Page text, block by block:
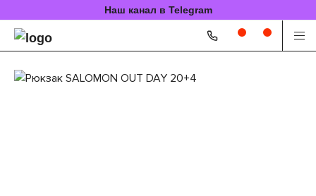
Наш канал в Telegram